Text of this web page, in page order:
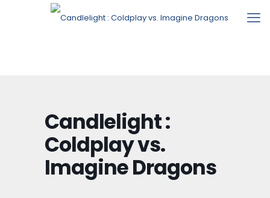
Candlelight :
Coldplay vs.
Imagine Dragons